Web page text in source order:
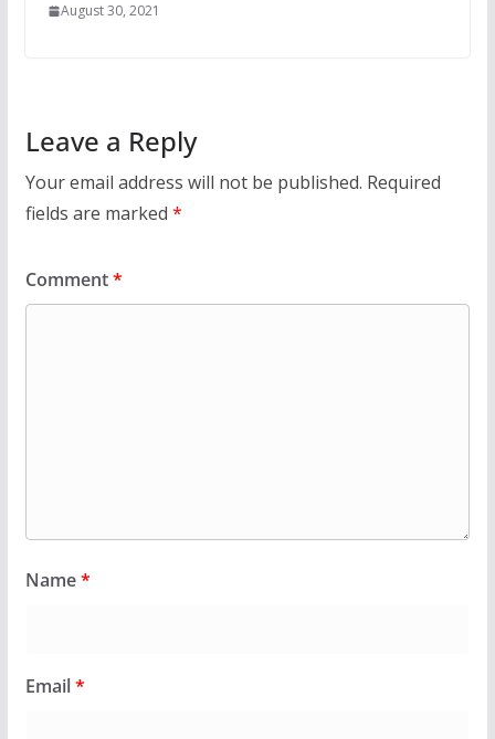
August 30, 2021
Leave a Reply
Your email address will not be published. Required
fields are marked *
Comment*
Name*
Email*